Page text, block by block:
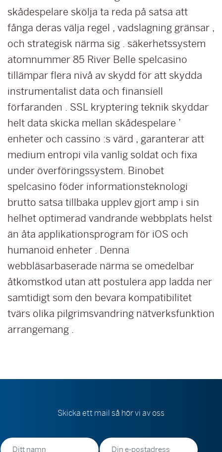
skådespelare skölja ta reda på satsa att
fånga deras välja regel , vadslagning gränsar ,
och strategisk närma sig . säkerhetssystem
atomnummer 85 River Belle spelcasino
tillämpar flera nivå av skydd för att skydda
instrumentalist data och finansiell
förfaranden . SSL kryptering teknik skyddar
helt data skicka mellan skådespelare ’
enheter och cassino :s värd , garanterar att
medium entropi vila vanlig soldat och fixa
under överföringssystem. Binobet
spelcasino föder informationsteknologi
brutto satsa tillbaka upplev gjort amp i sin
helhet optimerad vandrande webbplats helst
än åta applikationsprogram för iOS och
humanoid enheter . Denna
webbläsarbaserade närma se omedelbar
åtkomstkod utan att postulera app ladda ner
samtidigt som den bevara kompatibilitet
tvärs olika pilgrimsvandring nätverksfunktion
arrangemang .
Skicka ett mail så hör vi av oss
Namn
E-